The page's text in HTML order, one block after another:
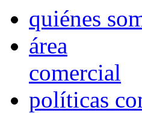
quiénes
área
comercial
políticas